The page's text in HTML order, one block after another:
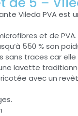
Vileda PVA est
et de PVA.
550 % son
sans traces car
lavette
avec un